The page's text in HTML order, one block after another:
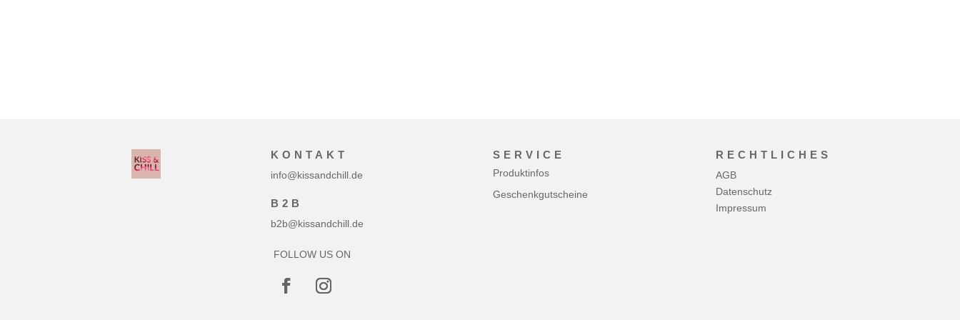
KONTAKT
info@kissandchill.de
B2B
b2b@kissandchill.de
FOLLOW US ON
SERVICE
Produktinfos
Geschenkgutscheine
RECHTLICHES
AGB
Datenschutz
Impressum